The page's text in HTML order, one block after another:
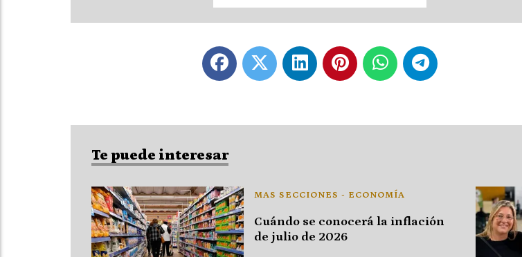
Te puede interesar
Cuándo se conocerá la inflación
de julio de 2026
MAS SECCIONES - ECONOMÍA